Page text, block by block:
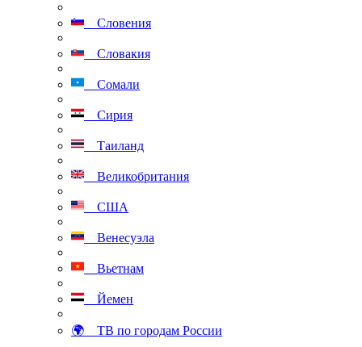
Словения
Словакия
Сомали
Сирия
Таиланд
Великобритания
США
Венесуэла
Вьетнам
Йемен
🌍 ТВ по городам России